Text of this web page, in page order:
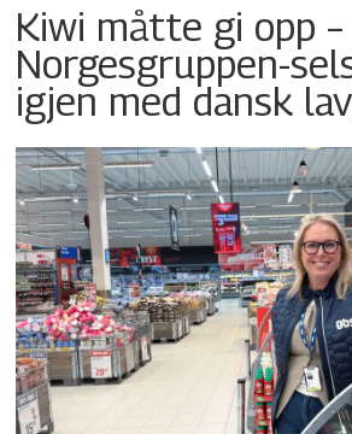
Kiwi måtte gi opp
Norgesgruppen-
igjen med dansk